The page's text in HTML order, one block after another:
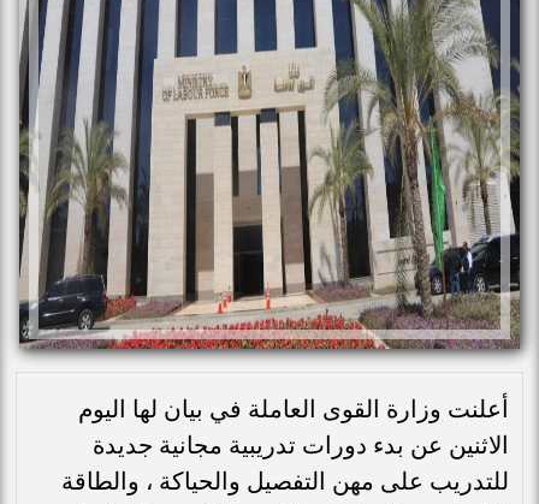
أعلنت وزارة القوى العاملة في بيان لها اليوم
الاثنين عن بدء دورات تدريبية مجانية جديدة
للتدريب على مهن التفصيل والحياكة ، والطاقة